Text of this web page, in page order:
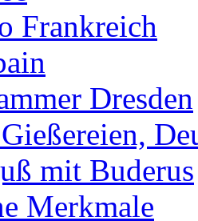
Frankreich
Dresden
mit Buderus
Merkmale